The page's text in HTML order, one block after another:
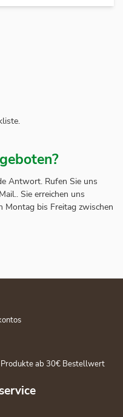
Antwort. Rufen Sie uns
Sie erreichen uns
Montag bis Freitag zwischen
ab 30€ Bestellwert